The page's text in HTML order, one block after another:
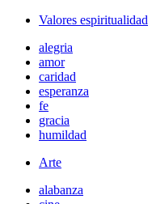
Valores espiritualidad
alegria
amor
caridad
esperanza
fe
gracia
humildad
Arte
alabanza